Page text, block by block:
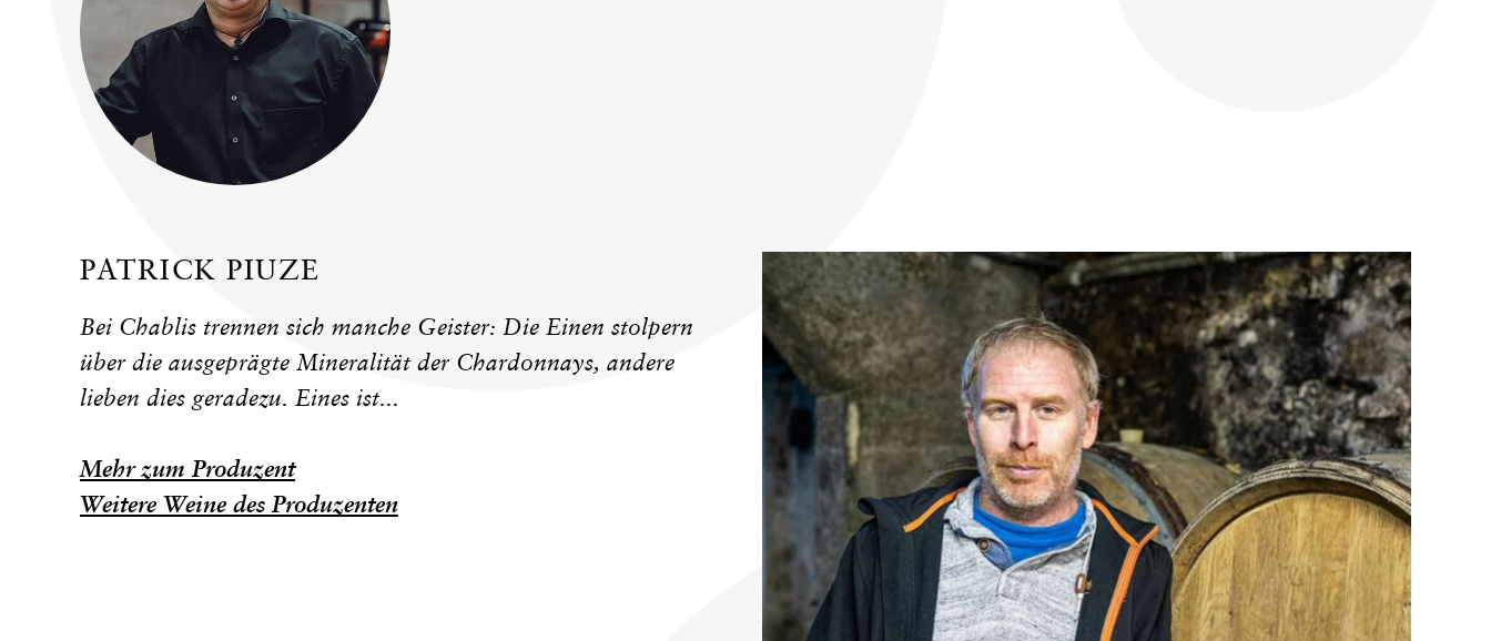
PATRICK PIUZE
Bei Chablis trennen sich manche Geister: Die Einen stolpern
über die ausgeprägte Mineralität der Chardonnays, andere
lieben dies geradezu. Eines ist...
Mehr zum Produzent
Weitere Weine des Produzenten